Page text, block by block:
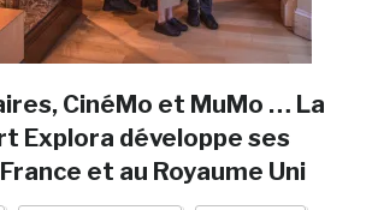
CinéMo et MuMo … La
Explora développe ses
et au Royaume Uni